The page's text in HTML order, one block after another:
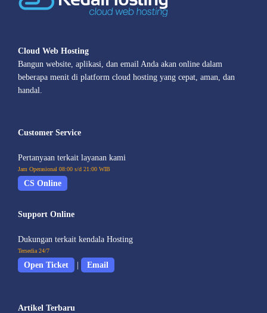
Cloud Web Hosting
Bangun website, aplikasi, dan email Anda akan online dalam
beberapa menit di platform cloud hosting yang cepat, aman, dan
handal.
Customer Service
Pertanyaan terkait layanan kami
Jam Operasional 08:00 s/d 21:00 WIB
CS Online
Support Online
Dukungan terkait kendala Hosting
Tersedia 24/7
Open Ticket Email
Artikel Terbaru